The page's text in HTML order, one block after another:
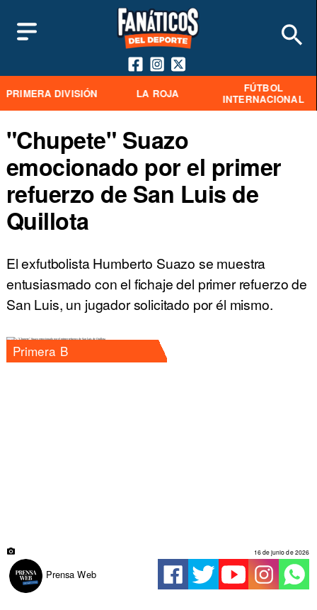
PRIMERA DIVISIÓN LA ROJA
FÚTBOL
INTERNACIONAL
"Chupete" Suazo
emocionado por el primer
refuerzo de San Luis de
Quillota
El exfutbolista Humberto Suazo se muestra
entusiasmado con el fichaje del primer refuerzo de
San Luis, un jugador solicitado por él mismo.
Primera B
Prensa Web
16 de junio de 2026